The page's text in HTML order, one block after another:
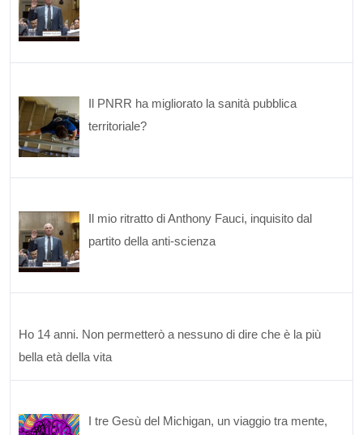
Il PNRR ha migliorato la sanità pubblica
territoriale?
Il mio ritratto di Anthony Fauci, inquisito dal
partito della anti-scienza
Ho 14 anni. Non permetterò a nessuno di dire che è la più
bella età della vita
I tre Gesù del Michigan, un viaggio tra mente,